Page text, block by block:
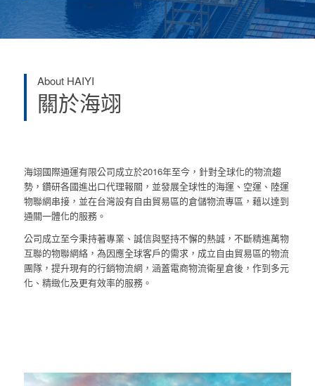
About HAIYI
關於海翊
海翊國際通運有限公司成立於2016年至今，針對全球化的物流趨
勢，鑽研各國進出口代理報關，並發展全球性的海運、空運、陸運
物聯網串接，並在台灣設有自由貿易區的倉儲物流專區，藉以達到
通關一體化的服務。
公司成立至今秉持著專業、誠信與堅持不懈的熱誠，不斷精進萬物
互聯的物聯網絡，為因應全球客戶的需求，成立自由貿易區的物流
團隊，提升現有的行銷物流網，涵蓋電商物流衛星倉後，作到多元
化、精緻化及更有效率的服務。